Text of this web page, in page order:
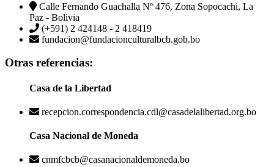
Calle Fernando Guachalla Nº 476, Zona Sopocachi, La
Paz - Bolivia
(+591) 2 424148 - 2 418419
fundacion@fundacionculturalbcb.gob.bo
Otras referencias:
Casa de la Libertad
recepcion.correspondencia.cdl@casadelalibertad.org.bo
Casa Nacional de Moneda
cnmfcbcb@casanacionaldemoneda.bo